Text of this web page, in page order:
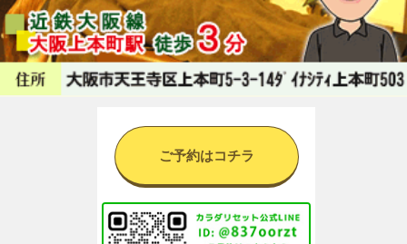
ご予約はコチラ